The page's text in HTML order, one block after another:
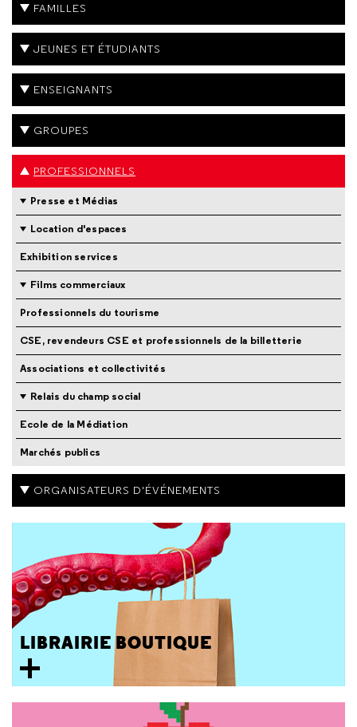
FAMILLES
JEUNES ET ÉTUDIANTS
ENSEIGNANTS
GROUPES
PROFESSIONNELS
Presse et Médias
Location d'espaces
Exhibition services
Films commerciaux
Professionnels du tourisme
CSE, revendeurs CSE et professionnels de la billetterie
Associations et collectivités
Relais du champ social
Ecole de la Médiation
Marchés publics
ORGANISATEURS D'ÉVÉNEMENTS
LIBRAIRIE BOUTIQUE